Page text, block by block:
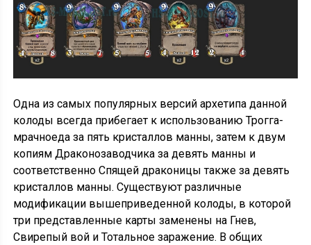
Одна из самых популярных версий архетипа данной
колоды всегда прибегает к использованию Трогга-
мрачноеда за пять кристаллов манны, затем к двум
копиям Драконозаводчика за девять манны и
соответственно Спящей драконицы также за девять
кристаллов манны. Существуют различные
модификации вышеприведенной колоды, в которой
три представленные карты заменены на Гнев,
Свирепый вой и Тотальное заражение. В общих